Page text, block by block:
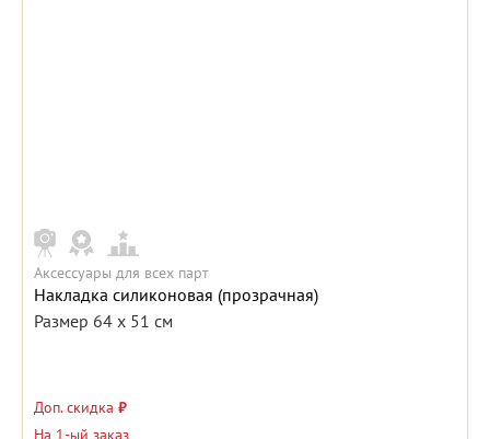
Аксессуары для всех парт
Накладка силиконовая (прозрачная)
Размер 64 х 51 см
Доп. скидка ₽
На 1-ый заказ